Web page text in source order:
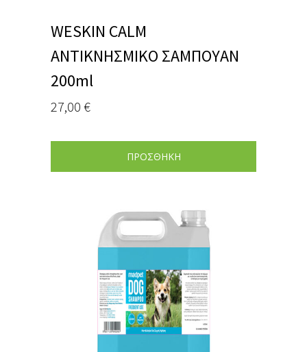
WESKIN CALM
ΑΝΤΙΚΝΗΣΜΙΚΟ ΣΑΜΠΟΥΑΝ
200ml
27,00 €
ΠΡΟΣΘΗΚΗ